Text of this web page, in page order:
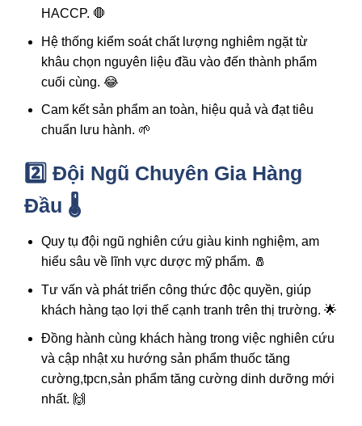
HACCP. 🛑
Hệ thống kiểm soát chất lượng nghiêm ngặt từ
khâu chọn nguyên liệu đầu vào đến thành phẩm
cuối cùng. 😂
Cam kết sản phẩm an toàn, hiệu quả và đạt tiêu
chuẩn lưu hành. 🌱
2️⃣ Đội Ngũ Chuyên Gia Hàng
Đầu 🌡️
Quy tụ đội ngũ nghiên cứu giàu kinh nghiệm, am
hiểu sâu về lĩnh vực dược mỹ phẩm. 🧂
Tư vấn và phát triển công thức độc quyền, giúp
khách hàng tạo lợi thế cạnh tranh trên thị trường. 🌟
Đồng hành cùng khách hàng trong việc nghiên cứu
và cập nhật xu hướng sản phẩm thuốc tăng
cường,tpcn,sản phẩm tăng cường dinh dưỡng mới
nhất. 🙌